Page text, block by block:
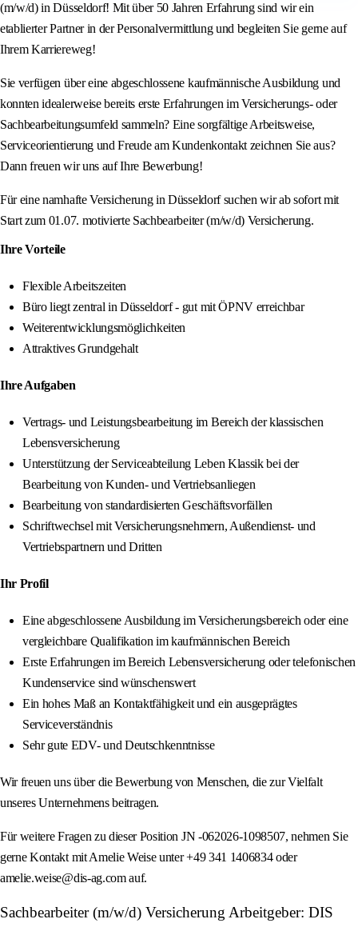
(m/w/d) in Düsseldorf! Mit über 50 Jahren Erfahrung sind wir ein
etablierter Partner in der Personalvermittlung und begleiten Sie gerne auf
Ihrem Karriereweg!
Sie verfügen über eine abgeschlossene kaufmännische Ausbildung und
konnten idealerweise bereits erste Erfahrungen im Versicherungs- oder
Sachbearbeitungsumfeld sammeln? Eine sorgfältige Arbeitsweise,
Serviceorientierung und Freude am Kundenkontakt zeichnen Sie aus?
Dann freuen wir uns auf Ihre Bewerbung!
Für eine namhafte Versicherung in Düsseldorf suchen wir ab sofort mit
Start zum 01.07. motivierte Sachbearbeiter (m/w/d) Versicherung.
Ihre Vorteile
Flexible Arbeitszeiten
Büro liegt zentral in Düsseldorf - gut mit ÖPNV erreichbar
Weiterentwicklungsmöglichkeiten
Attraktives Grundgehalt
Ihre Aufgaben
Vertrags- und Leistungsbearbeitung im Bereich der klassischen
Lebensversicherung
Unterstützung der Serviceabteilung Leben Klassik bei der
Bearbeitung von Kunden- und Vertriebsanliegen
Bearbeitung von standardisierten Geschäftsvorfällen
Schriftwechsel mit Versicherungsnehmern, Außendienst- und
Vertriebspartnern und Dritten
Ihr Profil
Eine abgeschlossene Ausbildung im Versicherungsbereich oder eine
vergleichbare Qualifikation im kaufmännischen Bereich
Erste Erfahrungen im Bereich Lebensversicherung oder telefonischen
Kundenservice sind wünschenswert
Ein hohes Maß an Kontaktfähigkeit und ein ausgeprägtes
Serviceverständnis
Sehr gute EDV- und Deutschkenntnisse
Wir freuen uns über die Bewerbung von Menschen, die zur Vielfalt
unseres Unternehmens beitragen.
Für weitere Fragen zu dieser Position JN -062026-1098507, nehmen Sie
gerne Kontakt mit Amelie Weise unter +49 341 1406834 oder
amelie.weise@dis-ag.com auf.
Sachbearbeiter (m/w/d) Versicherung Arbeitgeber: DIS